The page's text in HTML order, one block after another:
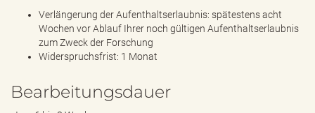
Verlängerung der Aufenthaltserlaubnis: spätestens acht
Wochen vor Ablauf Ihrer noch gültigen Aufenthaltserlaubnis
zum Zweck der Forschung
Widerspruchsfrist: 1 Monat
Bearbeitungsdauer